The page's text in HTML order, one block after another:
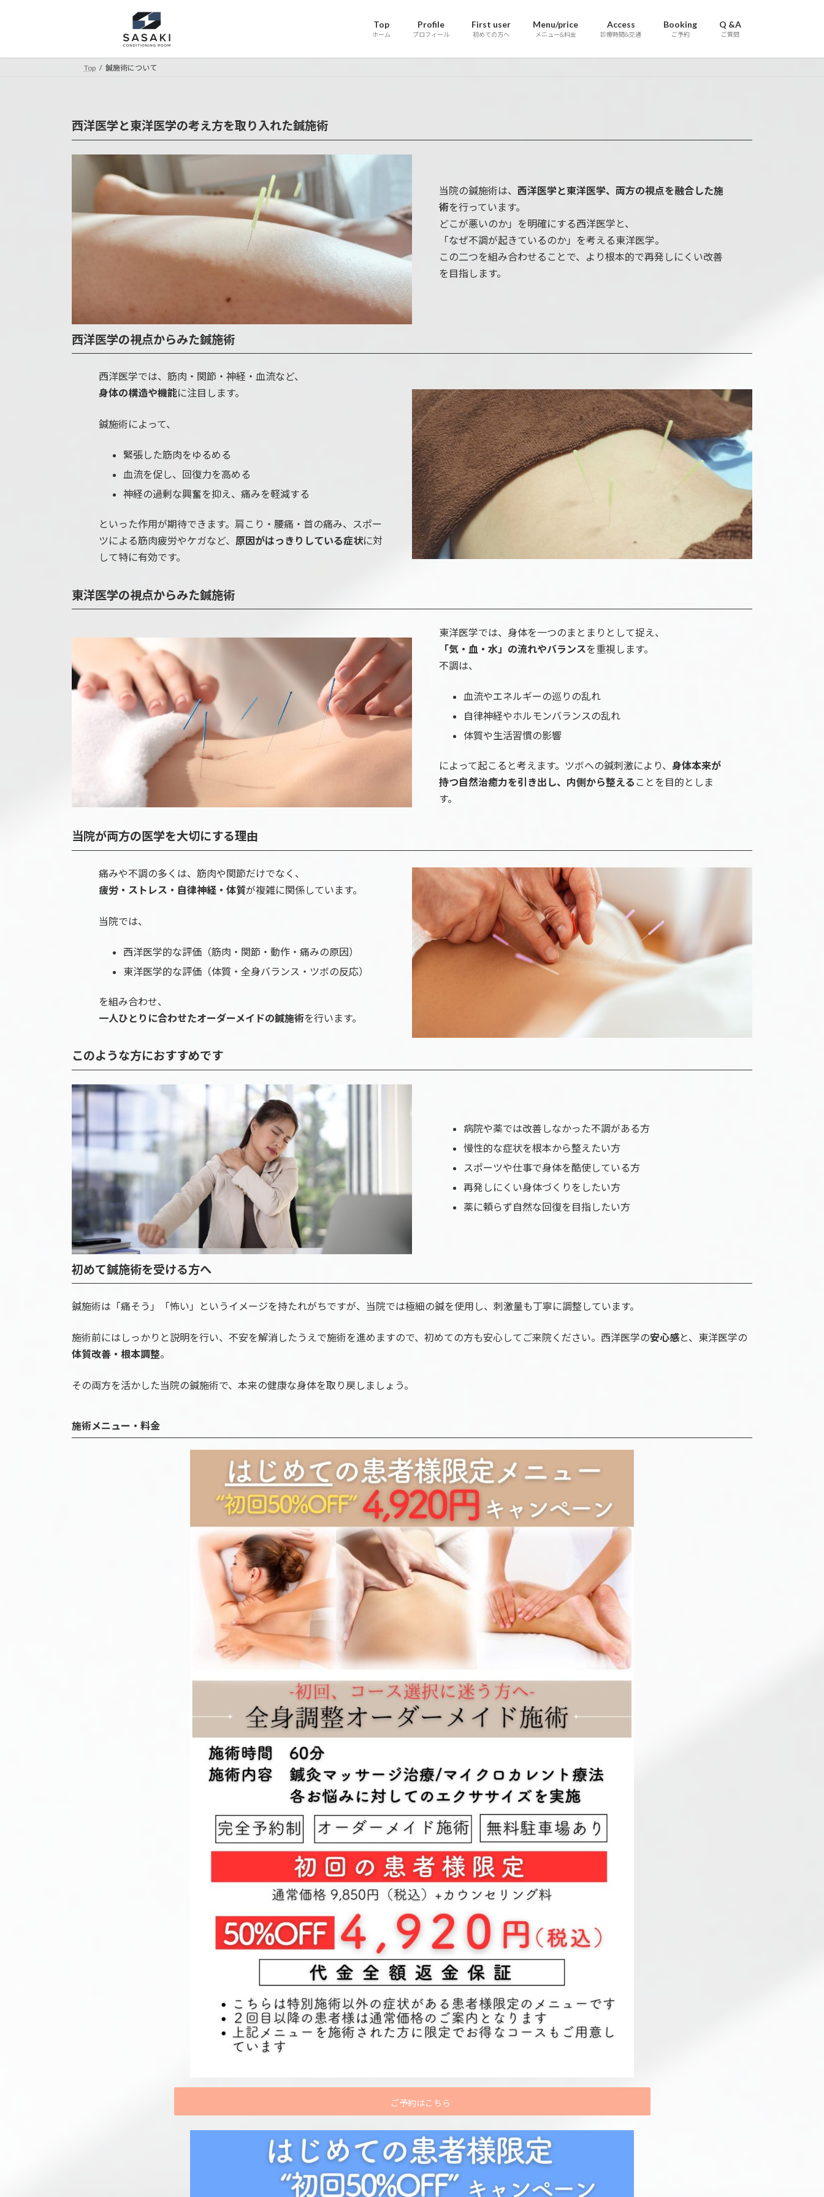
Top
ホーム
Profile
プロフィール
First user
初めての方へ
Menu/price
メニュー&料金
Access
診療時間&交通
Booking
ご予約
Q &A
ご質問
Top 鍼施術について
西洋医学と東洋医学の考え方を取り入れた鍼施術
当院の鍼施術は、西洋医学と東洋医学、両方の視点を融合した施
術を行っています。
どこが悪いのか」を明確にする西洋医学と、
「なぜ不調が起きているのか」を考える東洋医学。
この二つを組み合わせることで、より根本的で再発しにくい改善
を目指します。
西洋医学の視点からみた鍼施術
西洋医学では、筋肉・関節・神経・血流など、
身体の構造や機能に注目します。
鍼施術によって、
緊張した筋肉をゆるめる
血流を促し、回復力を高める
神経の過剰な興奮を抑え、痛みを軽減する
といった作用が期待できます。肩こり・腰痛・首の痛み、スポー
ツによる筋肉疲労やケガなど、 原因がはっきりしている症状に対
して特に有効です。
東洋医学の視点からみた鍼施術
東洋医学では、身体を一つのまとまりとして捉え、
「気・血・水」の流れやバランスを重視します。
不調は、
血流やエネルギーの巡りの乱れ
自律神経やホルモンバランスの乱れ
体質や生活習慣の影響
によって起こると考えます。ツボへの鍼刺激により、身体本来が
持つ自然治癒力を引き出し、 内側から整える ことを目的としま
す。
当院が両方の医学を大切にする理由
痛みや不調の多くは、筋肉や関節だけでなく、
疲労・ストレス・自律神経・体質が複雑に関係しています。
当院では、
西洋医学的な評価（筋肉・関節・動作・痛みの原因）
東洋医学的な評価（体質・全身バランス・ツボの反応）
を組み合わせ、
一人ひとりに合わせたオーダーメイドの鍼施術を行います。
このような方におすすめです
病院や薬では改善しなかった不調がある方
慢性的な症状を根本から整えたい方
スポーツや仕事で身体を酷使している方
再発しにくい身体づくりをしたい方
薬に頼らず自然な回復を目指したい方
初めて鍼施術を受ける方へ
鍼施術は「痛そう」「怖い」というイメージを持たれがちですが、当院では極細の鍼を使用し、刺激量も丁寧に調整しています。
施術前にはしっかりと説明を行い、不安を解消したうえで施術を進めますので、初めての方も安心してご来院ください。西洋医学の安心感と、東洋医学の
体質改善・根本調整。
その両方を活かした当院の鍼施術で、本来の健康な身体を取り戻しましょう。
施術メニュー・料金
ご予約はこちら